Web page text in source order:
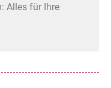
Alles für Ihre